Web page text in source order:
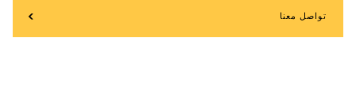
تواصل معنا